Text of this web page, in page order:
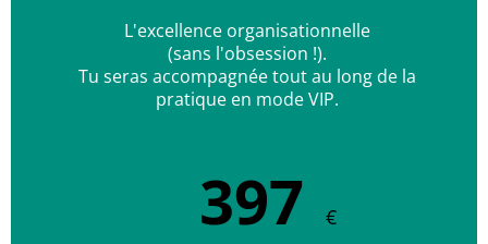
L'excellence organisationnelle
(sans l'obsession !).
Tu seras accompagnée tout au long de la
pratique en mode VIP.
397 €